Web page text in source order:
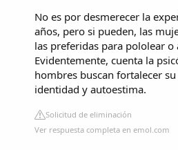
No es por desmerecer la
años, pero si pueden, las
las preferidas para pololear o
Evidentemente, cuenta la
hombres buscan fortalecer
identidad y autoestima.
Solicitud de eliminación
Ver respuesta completa en emol.com